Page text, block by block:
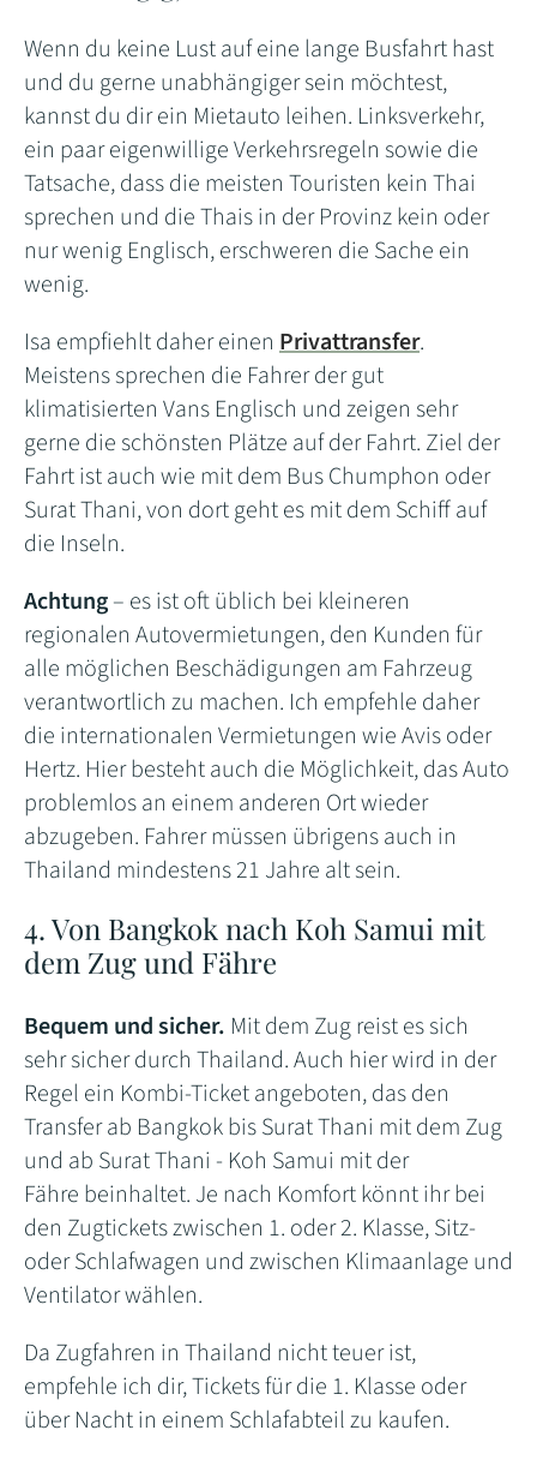
Wenn du keine Lust auf eine lange Busfahrt hast
und du gerne unabhängiger sein möchtest,
kannst du dir ein Mietauto leihen. Linksverkehr,
ein paar eigenwillige Verkehrsregeln sowie die
Tatsache, dass die meisten Touristen kein Thai
sprechen und die Thais in der Provinz kein oder
nur wenig Englisch, erschweren die Sache ein
wenig.
Isa empfiehlt daher einen Privattransfer.
Meistens sprechen die Fahrer der gut
klimatisierten Vans Englisch und zeigen sehr
gerne die schönsten Plätze auf der Fahrt. Ziel der
Fahrt ist auch wie mit dem Bus Chumphon oder
Surat Thani, von dort geht es mit dem Schiff auf
die Inseln.
Achtung– es ist oft üblich bei kleineren
regionalen Autovermietungen, den Kunden für
alle möglichen Beschädigungen am Fahrzeug
verantwortlich zu machen. Ich empfehle daher
die internationalen Vermietungen wie Avis oder
Hertz. Hier besteht auch die Möglichkeit, das Auto
problemlos an einem anderen Ort wieder
abzugeben. Fahrer müssen übrigens auch in
Thailand mindestens 21 Jahre alt sein.
4. Von Bangkok nach Koh Samui mit
dem Zug und Fähre
Bequem und sicher. Mit dem Zug reist es sich
sehr sicher durch Thailand. Auch hier wird in der
Regel ein Kombi-Ticket angeboten, das den
Transfer ab Bangkok bis Surat Thani mit dem Zug
und ab Surat Thani - Koh Samui mit der
Fähre beinhaltet. Je nach Komfort könnt ihr bei
den Zugtickets zwischen 1. oder 2. Klasse, Sitz-
oder Schlafwagen und zwischen Klimaanlage und
Ventilator wählen.
Da Zugfahren in Thailand nicht teuer ist,
empfehle ich dir, Tickets für die 1. Klasse oder
über Nacht in einem Schlafabteil zu kaufen.